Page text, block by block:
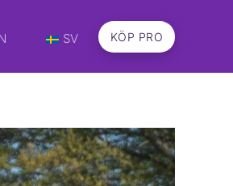
SV KÖP PRO